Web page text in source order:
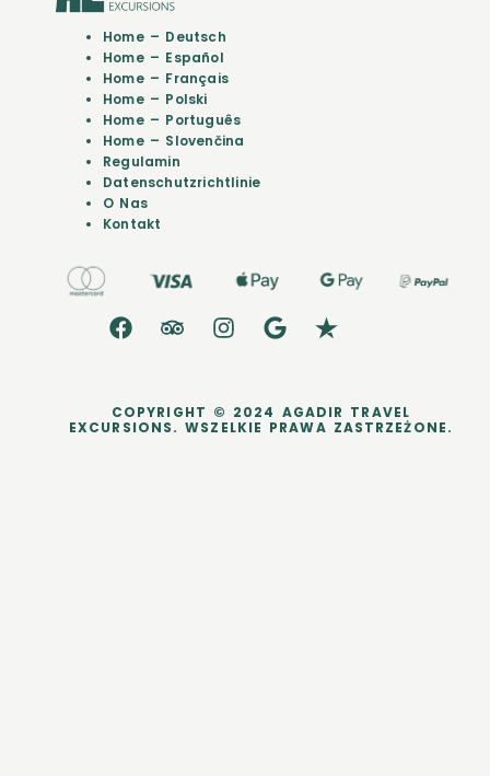
Home – Deutsch
Home – Español
Home – Français
Home – Polski
Home – Português
Home – Slovenčina
Regulamin
Datenschutzrichtlinie
O Nas
Kontakt
COPYRIGHT © 2024 AGADIR TRAVEL
EXCURSIONS. WSZELKIE PRAWA ZASTRZEŻONE.